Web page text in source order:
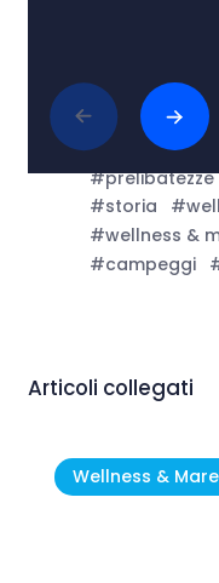
Tags: #mare
#bellezze
#spiagge
#prelibatezze
#storia
#wellness &
#campeggi
Articoli collegati
Wellness & Mare